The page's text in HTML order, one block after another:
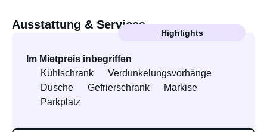
Ausstattung & Services
Highlights
Im Mietpreis inbegriffen
Kühlschrank
Verdunkelungsvorhänge
Dusche
Gefrierschrank
Markise
Parkplatz